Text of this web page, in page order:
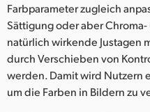
Farbparameter zugleich
Sättigung oder aber
natürlich wirkende Justagen
durch Verschieben von
werden. Damit wird Nutzern
um die Farben in Bildern zu